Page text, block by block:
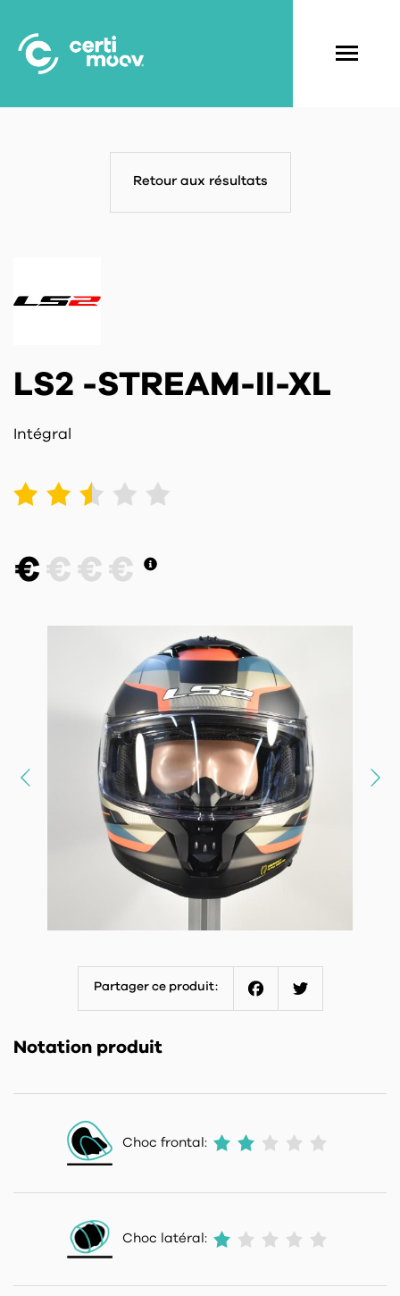
contenu
principal
Retour aux résultats
LS2 -STREAM-II-XL
Intégral
2 3 4 5
€ € € €
Partager ce produit:
Notation produit
Choc frontal:
Choc latéral: